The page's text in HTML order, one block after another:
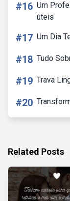
#16 Um
úteis
#17 Um Dia
#18 Tudo
#19 Trava
#20
Related Posts